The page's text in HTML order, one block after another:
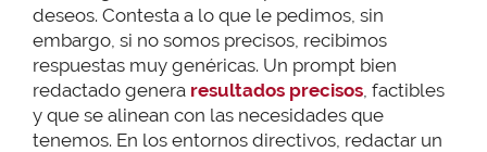
deseos. Contesta a lo que le pedimos, sin
embargo, si no somos precisos, recibimos
respuestas muy genéricas. Un prompt bien
redactado genera resultados precisos , factibles
y que se alinean con las necesidades que
tenemos. En los entornos directivos, redactar un